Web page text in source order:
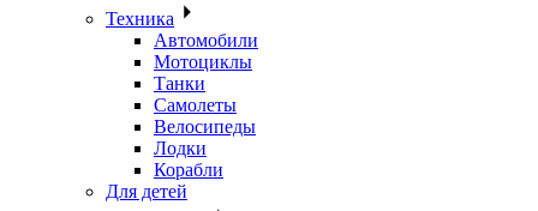
Техника
Автомобили
Мотоциклы
Танки
Самолеты
Велосипеды
Лодки
Корабли
Для детей